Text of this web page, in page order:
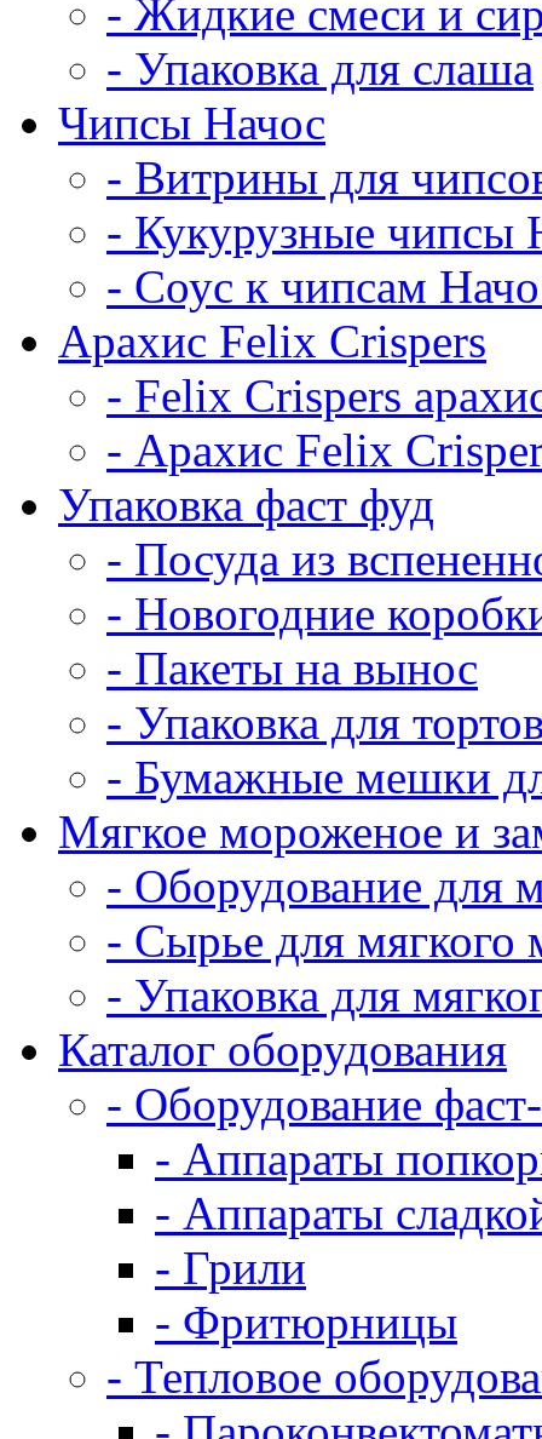
- Жидкие смеси и
- Упаковка для слаша
Чипсы Начос
- Витрины для
- Кукурузные чипсы
- Соус к чипсам
Арахис Felix Crispers
- Felix Crispers
- Арахис Felix
Упаковка фаст фуд
- Посуда из
- Новогодние
- Пакеты на вынос
- Упаковка для
- Бумажные мешки
Мягкое мороженое и
- Оборудование для
- Сырье для мягкого
- Упаковка для
Каталог оборудования
- Оборудование
- Аппараты
- Аппараты
- Грили
- Фритюрницы
- Тепловое